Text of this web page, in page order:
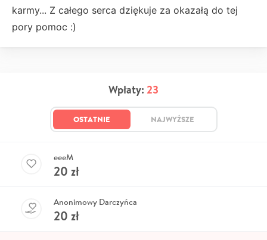
karmy... Z całego serca dziękuje za okazałą do tej
pory pomoc :)
Wpłaty: 23
OSTATNIE NAJWYŻSZE
eeeM
20 zł
Anonimowy Darczyńca
20 zł